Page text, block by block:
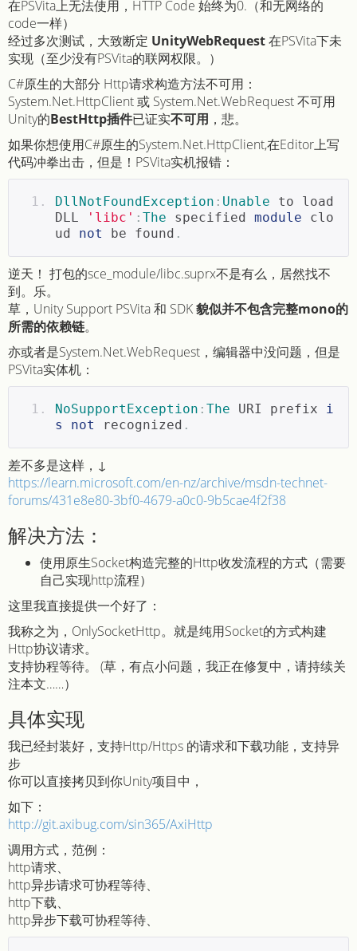
在PSVita上无法使用，HTTP Code 始终为0.（和无网络的
code一样）
经过多次测试，大致断定 UnityWebRequest在PSVita下未
实现（至少没有PSVita的联网权限。）
C#原生的大部分 Http请求构造方法不可用：
System.Net.HttpClient 或 System.Net.WebRequest 不可用
Unity的BestHttp插件已证实不可用 ，悲。
如果你想使用C#原生的System.Net.HttpClient,在Editor上写
代码冲拳出击，但是！PSVita实机报错：
DllNotFoundException : Unable to load
DLL
'libc' : The specified module clo
ud not be found .
逆天！ 打包的sce_module/libc.suprx不是有么，居然找不
到。乐。
草，Unity Support PSVita 和 SDK貌似并不包含完整mono的
所需的依赖链。
亦或者是System.Net.WebRequest，编辑器中没问题，但是
PSVita实体机：
NoSupportException : The URI prefix i
s
not recognized .
差不多是这样，↓
https://learn.microsoft.com/en-nz/archive/msdn-technet-
forums/431e8e80-3bf0-4679-a0c0-9b5cae4f2f38
解决方法：
使用原生Socket构造完整的Http收发流程的方式（需要
自己实现http流程）
这里我直接提供一个好了：
我称之为，OnlySocketHttp。就是纯用Socket的方式构建
Http协议请求。
支持协程等待。 (草，有点小问题，我正在修复中，请持续关
注本文……）
具体实现
我已经封装好，支持Http/Https 的请求和下载功能，支持异
步
你可以直接拷贝到你Unity项目中，
如下：
http://git.axibug.com/sin365/AxiHttp
调用方式，范例：
http请求、
http异步请求可协程等待、
http下载、
http异步下载可协程等待、